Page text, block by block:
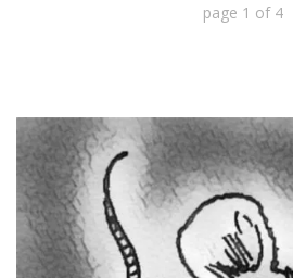
page 1 of 4